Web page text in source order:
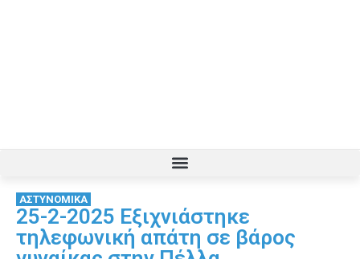
ΑΣΤΥΝΟΜΙΚΑ
25-2-2025 Εξιχνιάστηκε
τηλεφωνική απάτη σε βάρος